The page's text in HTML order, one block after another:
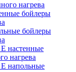
нагрева
бойлеры
бойлеры
настенные
нагрева
напольные